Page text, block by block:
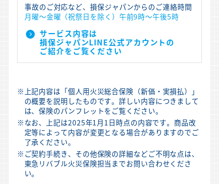
事故のご対応など、損保ジャパンからのご連絡時間
月曜〜金曜（祝祭日を除く）午前9時〜午後5時
サービス内容は
損保ジャパンLINE公式アカウントの
ご紹介をご覧ください
※ 上記内容は「個人用火災総合保険（新価・実損払）」
の概要を説明したものです。詳しい内容につきまして
は、保険のパンフレットをご覧ください。
※なお、上記は2025年1月1日時点の内容です。商品改
定等によって内容が変更となる場合がありますのでご
了承ください。
※ご契約手続き、その他保険の詳細などご不明な点は、
東急リバブル火災保険担当までお問い合わせくださ
い。